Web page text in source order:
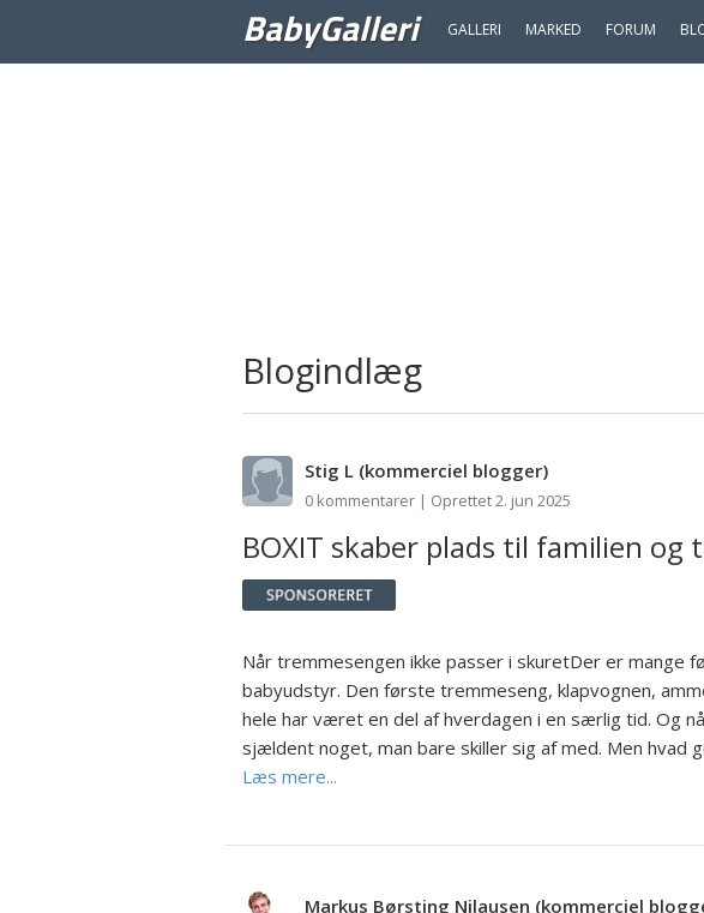
BabyGalleri GALLERI MARKED FORUM
Blogindlæg
Stig L (kommerciel blogger)
0 kommentarer | Oprettet 2. jun 2025
BOXIT skaber plads til familien
Når tremmesengen ikke passer i skuretDer er mange
babyudstyr. Den første tremmeseng, klapvognen,
hele har været en del af hverdagen i en særlig tid. Og
sjældent noget, man bare skiller sig af med. Men hvad
Læs mere...
Markus Børsting Nilausen (kommerciel